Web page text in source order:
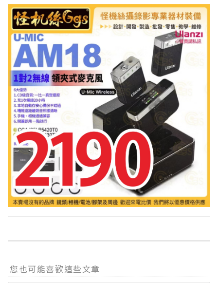
您也可能喜歡這些文章